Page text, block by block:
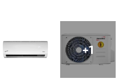
+1